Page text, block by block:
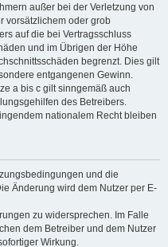
außer bei der Verletzung von
vorsätzlichem oder grob
auf die bei Vertragsschluss
und im Übrigen der Höhe
begrenzt. Dies gilt
entgangenen Gewinn.
a bis c gilt sinngemäß auch
des Betreibers.
nationalem Recht bleiben
und die
Änderung wird dem Nutzer per E-
zu widersprechen. Im Falle
dem Betreiber und dem Nutzer
Wirkung.